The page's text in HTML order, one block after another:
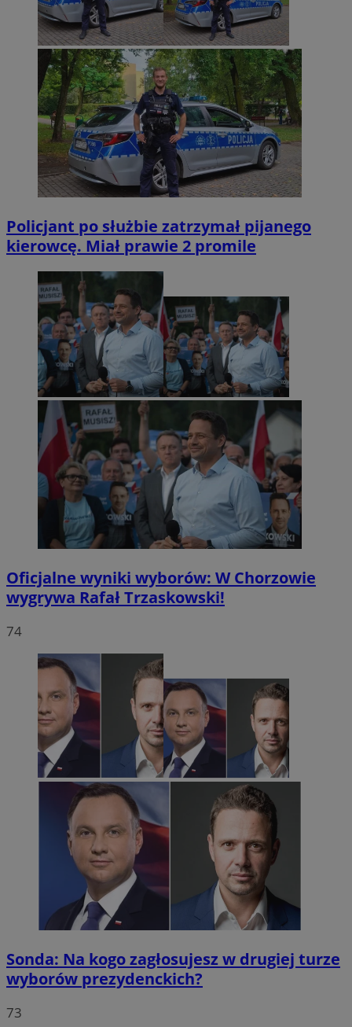
Policjant po służbie zatrzymał pijanego
kierowcę. Miał prawie 2 promile
Oficjalne wyniki wyborów: W Chorzowie
wygrywa Rafał Trzaskowski!
74
Sonda: Na kogo zagłosujesz w drugiej turze
wyborów prezydenckich?
73